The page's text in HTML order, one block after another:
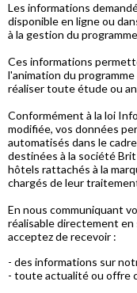
Les informations
disponible en ligne ou
à la gestion du
Ces informations
l'animation du
réaliser toute étude ou
Conformément à la loi
modifiée, vos données
automatisés dans le
destinées à la société
hôtels rattachés à la
chargés de leur
En nous communiquant
réalisable directement en
acceptez de recevoir :
- des informations sur
- toute actualité ou offre